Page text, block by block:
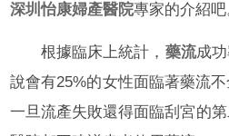
深圳怡康婦產醫院專家的介紹吧
根據臨床上統計， 藥流成
說會有25%的女性面臨著藥流不
一旦流產失敗還得面臨刮宮的